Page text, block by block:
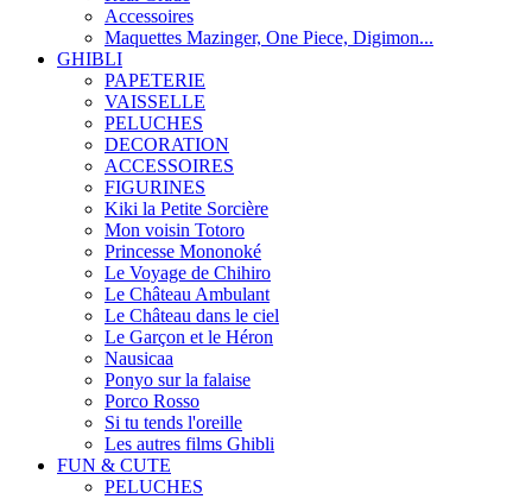
Accessoires
Maquettes Mazinger, One Piece, Digimon...
GHIBLI
PAPETERIE
VAISSELLE
PELUCHES
DECORATION
ACCESSOIRES
FIGURINES
Kiki la Petite Sorcière
Mon voisin Totoro
Princesse Mononoké
Le Voyage de Chihiro
Le Château Ambulant
Le Château dans le ciel
Le Garçon et le Héron
Nausicaa
Ponyo sur la falaise
Porco Rosso
Si tu tends l'oreille
Les autres films Ghibli
FUN & CUTE
PELUCHES